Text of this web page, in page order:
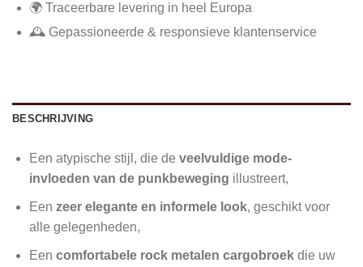
🌍 Traceerbare levering in heel Europa
🕰️ Gepassioneerde & responsieve klantenservice
BESCHRIJVING
Een atypische stijl, die de veelvuldige mode-
invloeden van de punkbeweging illustreert,
Een zeer elegante en informele look, geschikt voor
alle gelegenheden,
Een comfortabele rock metalen cargobroekdie uw